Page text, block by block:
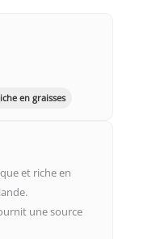
en graisses
et riche en
une source